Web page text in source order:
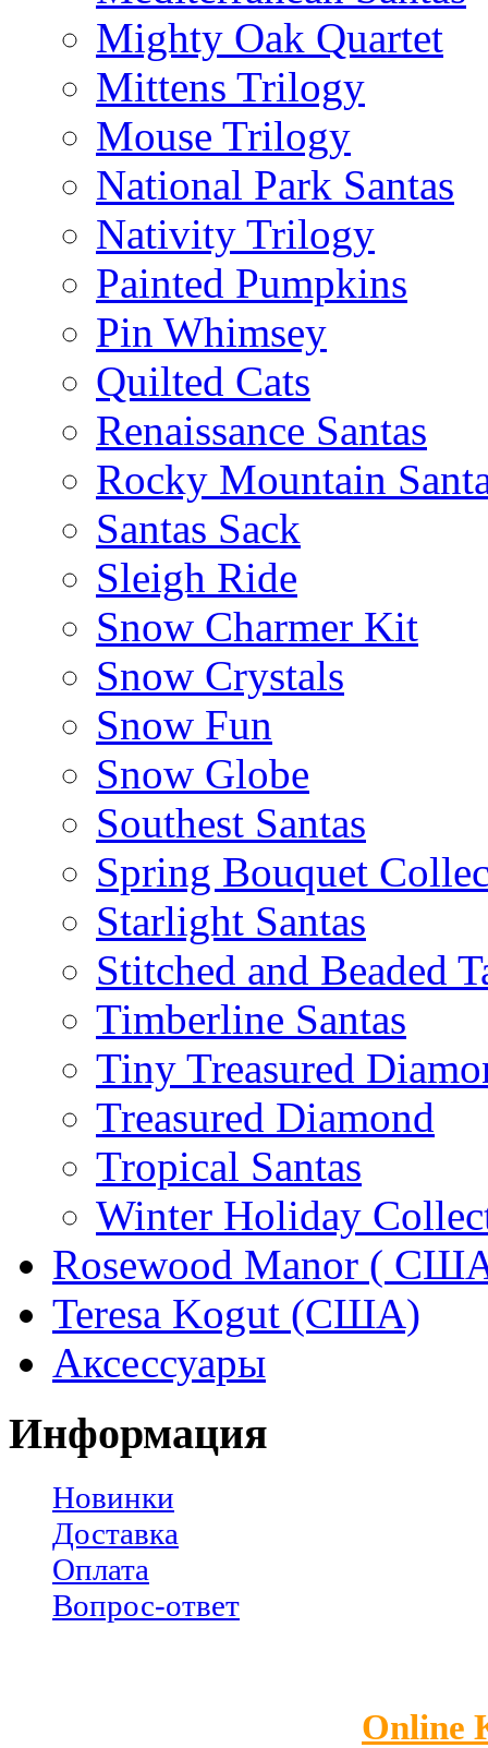
Mighty Oak Quartet
Mittens Trilogy
Mouse Trilogy
National Park Santas
Nativity Trilogy
Painted Pumpkins
Pin Whimsey
Quilted Cats
Renaissance Santas
Rocky Mountain
Santas Sack
Sleigh Ride
Snow Charmer Kit
Snow Crystals
Snow Fun
Snow Globe
Southest Santas
Spring Bouquet
Starlight Santas
Stitched and Beaded
Timberline Santas
Tiny Treasured
Treasured Diamond
Tropical Santas
Winter Holiday
Rosewood Manor (
Teresa Kogut (США)
Аксессуары
Информация
Новинки
Доставка
Оплата
Вопрос-ответ
Online